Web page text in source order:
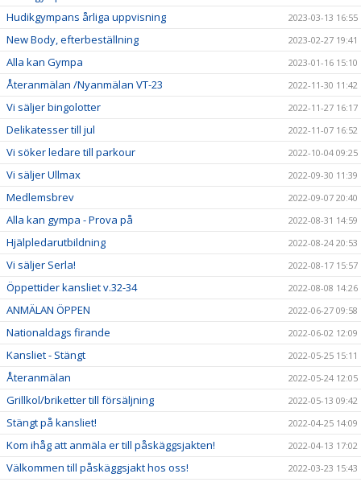
Hudikgympans årliga uppvisning 2023-03-13 16:55
New Body, efterbeställning 2023-02-27 19:41
Alla kan Gympa 2023-01-16 15:10
Återanmälan /Nyanmälan VT-23 2022-11-30 11:42
Vi säljer bingolotter 2022-11-27 16:17
Delikatesser till jul 2022-11-07 16:52
Vi söker ledare till parkour 2022-10-04 09:25
Vi säljer Ullmax 2022-09-30 11:39
Medlemsbrev 2022-09-07 20:40
Alla kan gympa - Prova på 2022-08-31 14:59
Hjälpledarutbildning 2022-08-24 20:53
Vi säljer Serla! 2022-08-17 15:57
Öppettider kansliet v.32-34 2022-08-08 14:26
ANMÄLAN ÖPPEN 2022-06-27 09:58
Nationaldags firande 2022-06-02 12:09
Kansliet - Stängt 2022-05-25 15:11
Återanmälan 2022-05-24 12:05
Grillkol/briketter till försäljning 2022-05-13 09:42
Stängt på kansliet! 2022-04-25 14:09
Kom ihåg att anmäla er till påskäggsjakten! 2022-04-13 17:02
Välkommen till påskäggsjakt hos oss! 2022-03-23 15:43